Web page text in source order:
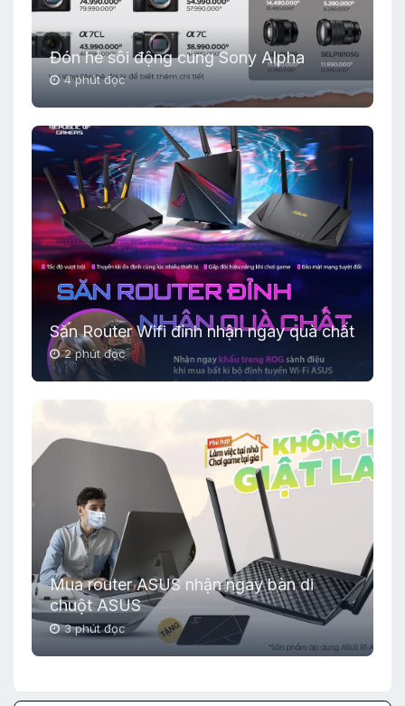
Đón hè sôi động cùng Sony Alpha
4 phút đọc
Săn Router Wifi đỉnh nhận ngay quà chất
2 phút đọc
Mua router ASUS nhận ngay bàn di
chuột ASUS
3 phút đọc